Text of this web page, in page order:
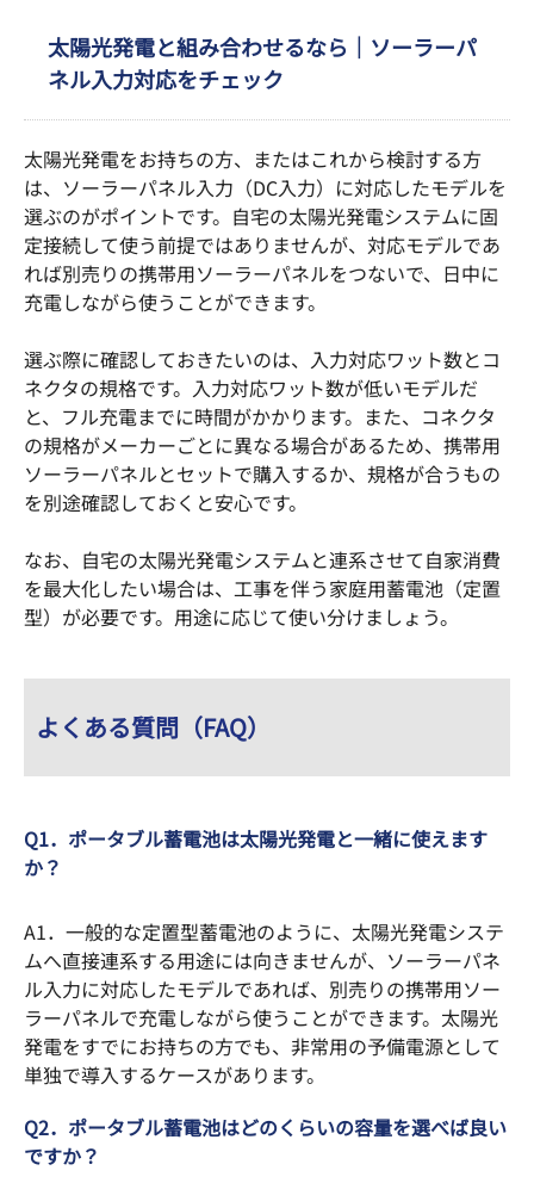
太陽光発電と組み合わせるなら｜ソーラーパ
ネル入力対応をチェック
太陽光発電をお持ちの方、またはこれから検討する方
は、ソーラーパネル入力（DC入力）に対応したモデルを
選ぶのがポイントです。自宅の太陽光発電システムに固
定接続して使う前提ではありませんが、対応モデルであ
れば別売りの携帯用ソーラーパネルをつないで、日中に
充電しながら使うことができます。
選ぶ際に確認しておきたいのは、入力対応ワット数とコ
ネクタの規格です。入力対応ワット数が低いモデルだ
と、フル充電までに時間がかかります。また、コネクタ
の規格がメーカーごとに異なる場合があるため、携帯用
ソーラーパネルとセットで購入するか、規格が合うもの
を別途確認しておくと安心です。
なお、自宅の太陽光発電システムと連系させて自家消費
を最大化したい場合は、工事を伴う家庭用蓄電池（定置
型）が必要です。用途に応じて使い分けましょう。
よくある質問（FAQ）
Q1．ポータブル蓄電池は太陽光発電と一緒に使えます
か？
A1．一般的な定置型蓄電池のように、太陽光発電システ
ムへ直接連系する用途には向きませんが、ソーラーパネ
ル入力に対応したモデルであれば、別売りの携帯用ソー
ラーパネルで充電しながら使うことができます。太陽光
発電をすでにお持ちの方でも、非常用の予備電源として
単独で導入するケースがあります。
Q2．ポータブル蓄電池はどのくらいの容量を選べば良い
ですか？